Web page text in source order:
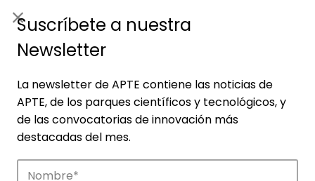
Suscríbete a nuestra
Newsletter
La newsletter de APTE contiene las noticias de
APTE, de los parques científicos y tecnológicos, y
de las convocatorias de innovación más
destacadas del mes.